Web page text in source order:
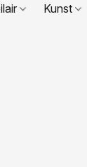
Kunst